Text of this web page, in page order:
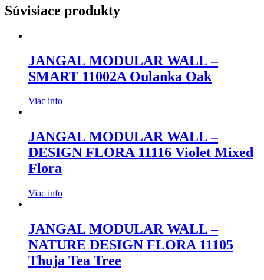
Súvisiace produkty
JANGAL MODULAR WALL –
SMART 11002A Oulanka Oak
Viac info
JANGAL MODULAR WALL –
DESIGN FLORA 11116 Violet Mixed
Flora
Viac info
JANGAL MODULAR WALL –
NATURE DESIGN FLORA 11105
Thuja Tea Tree